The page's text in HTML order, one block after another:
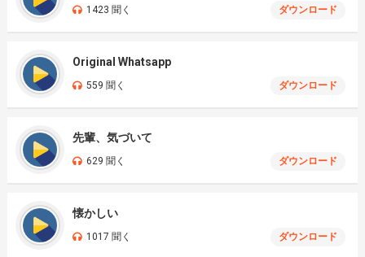
1423 聞く ダウンロード
Original Whatsapp
559 聞く ダウンロード
先輩、気づいて
629 聞く ダウンロード
懐かしい
1017 聞く ダウンロード